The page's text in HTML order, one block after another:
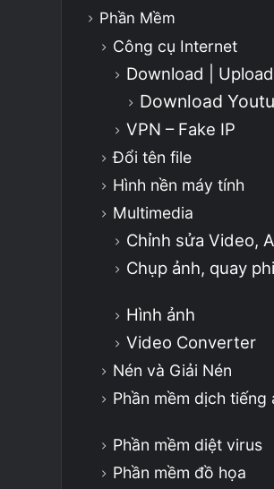
Phần Mềm
Công cụ Internet
Download | Upload
Download
VPN – Fake IP
Đổi tên file
Hình nền máy tính
Multimedia
Chỉnh sửa Video,
Chụp ảnh, quay
Hình ảnh
Video Converter
Nén và Giải Nén
Phần mềm dịch
Phần mềm diệt virus
Phần mềm đồ họa